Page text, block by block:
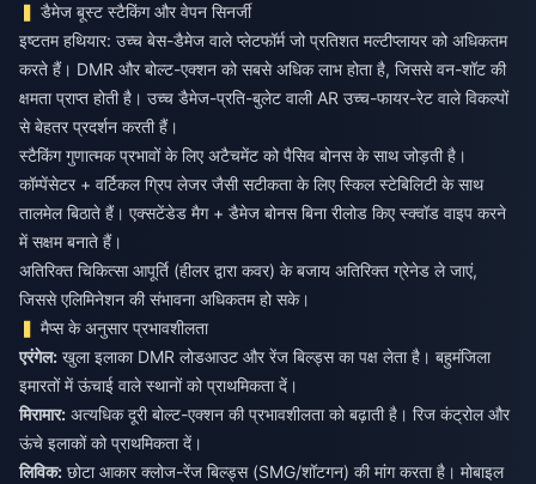
डैमेज बूस्ट स्टैकिंग और वेपन सिनर्जी
इष्टतम हथियार: उच्च बेस-डैमेज वाले प्लेटफॉर्म जो प्रतिशत मल्टीप्लायर को अधिकतम
करते हैं। DMR और बोल्ट-एक्शन को सबसे अधिक लाभ होता है, जिससे वन-शॉट की
क्षमता प्राप्त होती है। उच्च डैमेज-प्रति-बुलेट वाली AR उच्च-फायर-रेट वाले विकल्पों
से बेहतर प्रदर्शन करती हैं।
स्टैकिंग गुणात्मक प्रभावों के लिए अटैचमेंट को पैसिव बोनस के साथ जोड़ती है।
कॉम्पेंसेटर + वर्टिकल ग्रिप लेजर जैसी सटीकता के लिए स्किल स्टेबिलिटी के साथ
तालमेल बिठाते हैं। एक्सटेंडेड मैग + डैमेज बोनस बिना रीलोड किए स्क्वॉड वाइप करने
में सक्षम बनाते हैं।
अतिरिक्त चिकित्सा आपूर्ति (हीलर द्वारा कवर) के बजाय अतिरिक्त ग्रेनेड ले जाएं,
जिससे एलिमिनेशन की संभावना अधिकतम हो सके।
मैप्स के अनुसार प्रभावशीलता
एरंगेल: खुला इलाका DMR लोडआउट और रेंज बिल्ड्स का पक्ष लेता है। बहुमंजिला
मिरामार: अत्यधिक दूरी बोल्ट-एक्शन की प्रभावशीलता को बढ़ाती है। रिज कंट्रोल और
लिविक: छोटा आकार क्लोज-रेंज बिल्ड्स (SMG/शॉटगन) की मांग करता है। मोबाइल